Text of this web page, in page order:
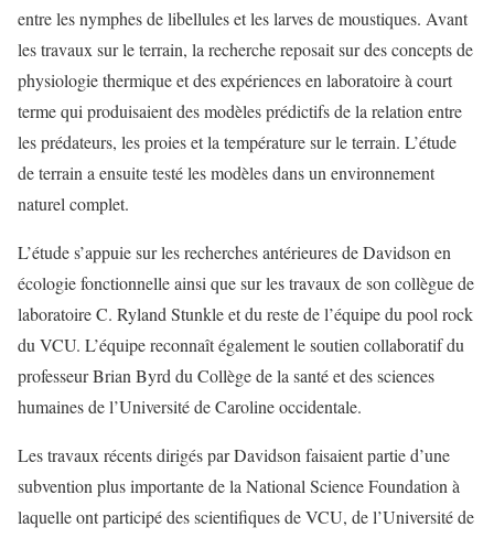
entre les nymphes de libellules et les larves de moustiques. Avant
les travaux sur le terrain, la recherche reposait sur des concepts de
physiologie thermique et des expériences en laboratoire à court
terme qui produisaient des modèles prédictifs de la relation entre
les prédateurs, les proies et la température sur le terrain. L’étude
de terrain a ensuite testé les modèles dans un environnement
naturel complet.
L’étude s’appuie sur les recherches antérieures de Davidson en
écologie fonctionnelle ainsi que sur les travaux de son collègue de
laboratoire C. Ryland Stunkle et du reste de l’équipe du pool rock
du VCU. L’équipe reconnaît également le soutien collaboratif du
professeur Brian Byrd du Collège de la santé et des sciences
humaines de l’Université de Caroline occidentale.
Les travaux récents dirigés par Davidson faisaient partie d’une
subvention plus importante de la National Science Foundation à
laquelle ont participé des scientifiques de VCU, de l’Université de